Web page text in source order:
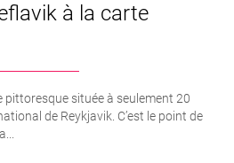
à la carte
pittoresque située à seulement 20
de Reykjavik. C’est le point de